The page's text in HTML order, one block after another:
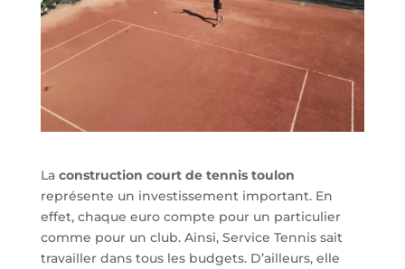
La construction court de tennis toulon
représente un investissement important. En
effet, chaque euro compte pour un particulier
comme pour un club. Ainsi, Service Tennis sait
travailler dans tous les budgets. D’ailleurs, elle